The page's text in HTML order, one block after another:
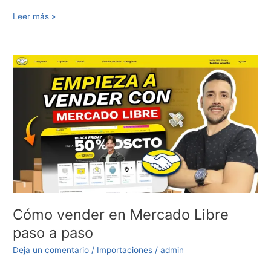
Leer más »
Cómo vender en Mercado Libre
paso a paso
Deja un comentario / Importaciones /admin
Cómo
Mercado
paso